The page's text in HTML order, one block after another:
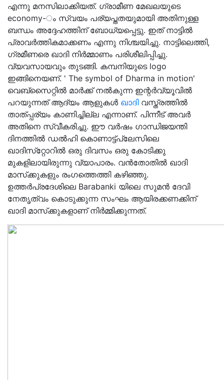
എന്നു മനസിലാക്കിയത്. ഗ്രാമീണ മേഖലയുടെ
economy-ം സ്വയം പര്യപ്തതയുമായി അതിനുള്ള
ബന്ധം അദ്ദേഹത്തിന് ബോധ്യപ്പെട്ടു. ഇത് നാട്ടില്‍
പ്രാവര്‍ത്തികമാക്കണം എന്നു നിശ്ചയിച്ചു. നാട്ടിലെത്തി,
ഗ്രമീണരെ ഖാദി നിര്‍മ്മാണം പരിശീലിപ്പിച്ചു.
വ്യവസായവും തുടങ്ങി. കമ്പനിയുടെ logo
ഇങ്ങിനെയണ്. ' The symbol of Dharma in motion'
വെബ്‌സൈറ്റില്‍ മാര്‍ക്ക് നല്‍കുന്ന ഇന്റര്‍വ്യൂവില്‍
പറയുന്നത് ആദ്യം ആളുകള്‍ ഖാദിവസ്ത്രത്തില്‍
താത്പ്പര്യം കാണിച്ചില്ല എന്നാണ്. പിന്നീട് അവര്‍
അതിനെ സ്വീകരിച്ചു. ഈ വര്‍ഷം ഗാന്ധിജയന്തി
ദിനത്തില്‍ ഡല്‍ഹി കൊണാട്ട്‌പ്ലേസിലെ
ഖാദിസ്‌റ്റോറില്‍ ഒരു ദിവസം ഒരു കോടിക്കു
മുകളിലായിരുന്നു വ്യാപാരം. വന്‍തോതില്‍ ഖാദി
മാസ്‌ക്കുകളും രംഗത്തെത്തി കഴിഞ്ഞു.
ഉത്തര്‍പ്രദേശിലെ Barabanki യിലെ സുമന്‍ ദേവി
നേതൃത്വം കൊടുക്കുന്ന സംഘം ആയിരക്കണക്കിന്
ഖാദി മാസ്‌ക്കുകളാണ് നിര്‍മ്മിക്കുന്നത്.